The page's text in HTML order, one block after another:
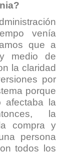
venía
que a
medio de
la claridad
por
porque
afectaba la
la
compra y
persona
todos los